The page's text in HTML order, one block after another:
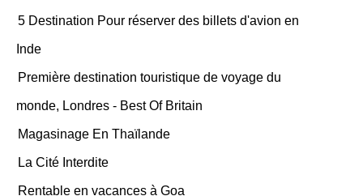
5 Destination Pour réserver des billets d'avion en
Inde
Première destination touristique de voyage du
monde, Londres - Best Of Britain
Magasinage En Thaïlande
La Cité Interdite
Rentable en vacances à Goa